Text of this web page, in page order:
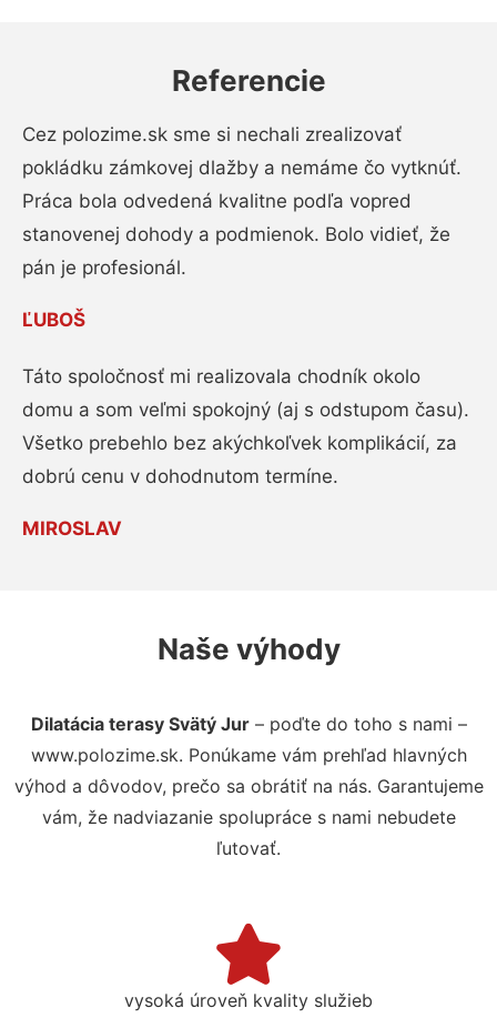
Referencie
Cez polozime.sk sme si nechali zrealizovať
pokládku zámkovej dlažby a nemáme čo vytknúť.
Práca bola odvedená kvalitne podľa vopred
stanovenej dohody a podmienok. Bolo vidieť, že
pán je profesionál.
ĽUBOŠ
Táto spoločnosť mi realizovala chodník okolo
domu a som veľmi spokojný (aj s odstupom času).
Všetko prebehlo bez akýchkoľvek komplikácií, za
dobrú cenu v dohodnutom termíne.
MIROSLAV
Naše výhody
Dilatácia terasy Svätý Jur– poďte do toho s nami –
www.polozime.sk. Ponúkame vám prehľad hlavných
výhod a dôvodov, prečo sa obrátiť na nás. Garantujeme
vám, že nadviazanie spolupráce s nami nebudete
ľutovať.
vysoká úroveň kvality služieb